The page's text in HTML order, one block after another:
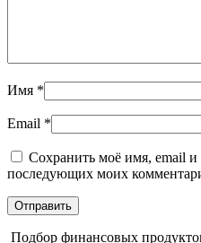
Имя *
Email *
Сохранить моё имя, email и
последующих моих
Подбор финансовых